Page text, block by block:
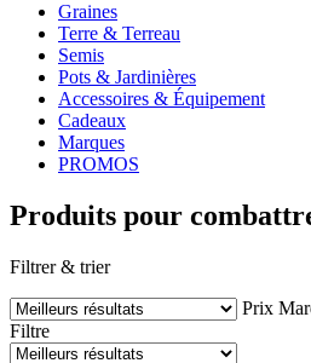
Graines
Terre & Terreau
Semis
Pots & Jardinières
Accessoires & Équipement
Cadeaux
Marques
PROMOS
Produits pour
Filtrer & trier
Prix
Filtre